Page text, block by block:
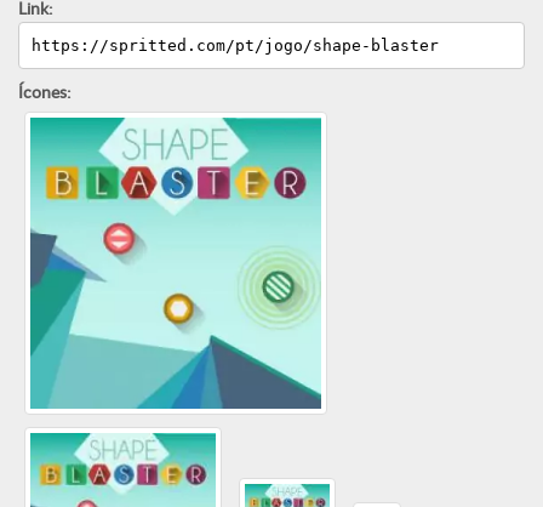
Link:
https://spritted.com/pt/jogo/shape-blaster
Ícones: